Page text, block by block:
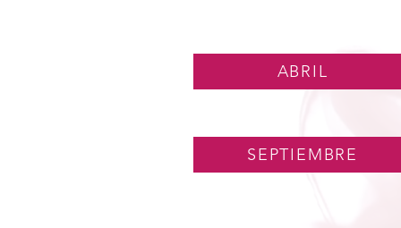
ABRIL
SEPTIEMBRE